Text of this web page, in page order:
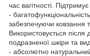
час вагітності.
-
забезпечуючи ковзання
Використовується після
подразненої шкіри та
- абсолютно